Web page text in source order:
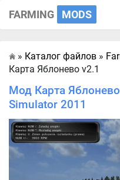
FARMING MODS
Главная
» Каталог файлов »
Карта Яблонево v2.1
Мод Карта
Simulator 2011